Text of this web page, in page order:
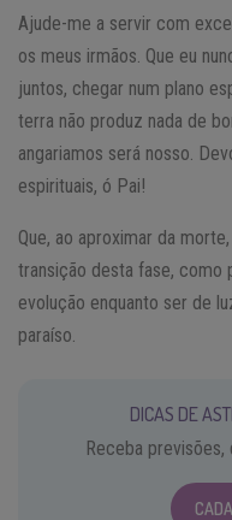
Ajude-me a servir com
os meus irmãos. Que eu
juntos, chegar num plano
terra não produz nada de
angariamos será nosso.
espirituais, ó Pai!
Que, ao aproximar da
transição desta fase, como
evolução enquanto ser de
paraíso.
DICAS DE
Receba